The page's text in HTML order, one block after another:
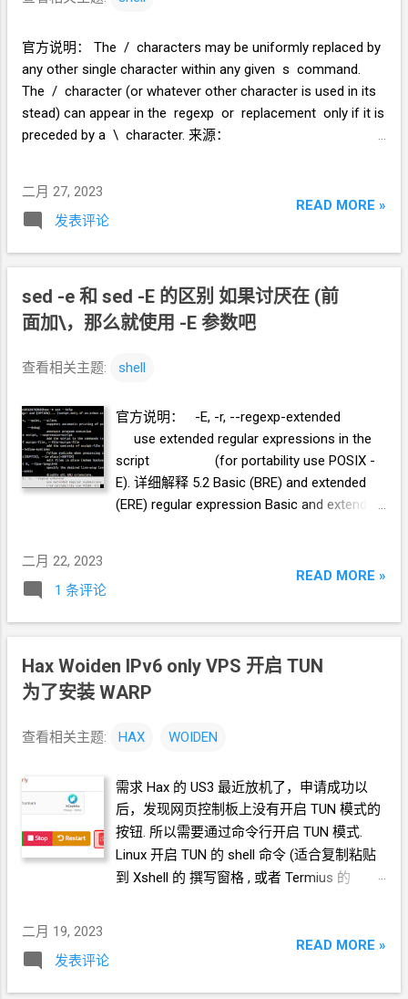
https://github.crazypeace.workers.dev/ 为例
2. 在你的 GitHub 资源 url 的前面加上 GitHub
Proxy 的 url 如： bash <(curl -L
https://github.com/crazypeace/v2ray_wss/r
aw/main/install.sh) 修改为 bash <(curl -L
aw/main/install.sh) 3. 如果你的资源是一个脚
那么你可以先 wget 下来 wget
https://github.com/crazypeace/v2ray_wss/r
aw/main/i...
官方说明： The / characters may be uniformly replaced by
any other single character within any given s command.
The / character (or whatever other character is used in its
stead) can appear in the regexp or replacement only if it is
preceded by a \ character. 来源：
(http.*github[^/]*/)#https://github.crazypeace.workers.dev/\1
#g' 和 sed -E
ev\/\1/g' 等同。
二月 27, 2023
发表评论
READ MORE »
sed -e 和 sed -E 的区别 如果讨厌在 (前
面加\，那么就使用 -E 参数吧
查看相关主题: shell
官方说明： -E, -r, --regexp-extended
use extended regular expressions in the
script (for portability use POSIX -
E). 详细解释 5.2 Basic (BRE) and extended
(ERE) regular expression Basic and extended
Regular Expression (BRE) syntax is the
regexp-extended ) to enable Extended
Regular Expression (ERE) syntax. In GNU sed
, the only difference between basic and
extended regular expressions is in the
’, parentheses, braces (‘ {} ’), and ‘ | ’. With
have special meaning unless prefixed with a
backslash (‘ \ ’); While with extended (ERE)
syntax it is reversed: these characters ...
二月 22, 2023
1 条评论
READ MORE »
Hax Woiden IPv6 only VPS 开启 TUN
为了安装 WARP
查看相关主题: HAX WOIDEN
需求 Hax 的 US3 最近放机了，申请成功以
后，发现网页控制板上没有开启 TUN 模式的
按钮. 所以需要通过命令行开启 TUN 模式.
Linux 开启 TUN 的 shell 命令 (适合复制粘贴
到 Xshell 的 撰写窗格 , 或者 Termius 的
式 (适合放到 Xshell 的快速命令栏) cd /dev
二月 19, 2023
发表评论
READ MORE »